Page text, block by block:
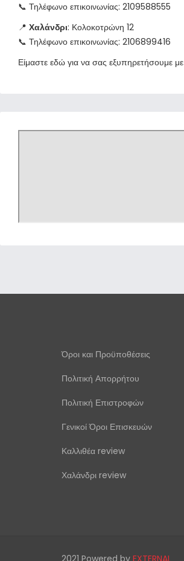
📞 Τηλέφωνο επικοινωνίας: 2109588555
📍 Χαλάνδρι: Κολοκοτρώνη 12
📞 Τηλέφωνο επικοινωνίας: 2106899416
Είμαστε εδώ για να σας εξυπηρετήσουμε
Όροι και Προϋποθέσεις
Πολιτική Απορρήτου
Πολιτική Επιστροφών
Γενικοί Όροι Επισκευών
Καλλιθέα review
Χαλάνδρι review
2021 Powered by EXTERNAL